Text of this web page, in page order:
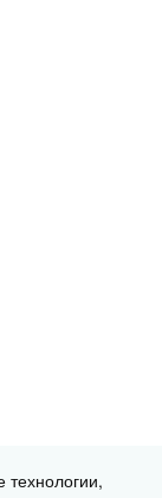
технологии,